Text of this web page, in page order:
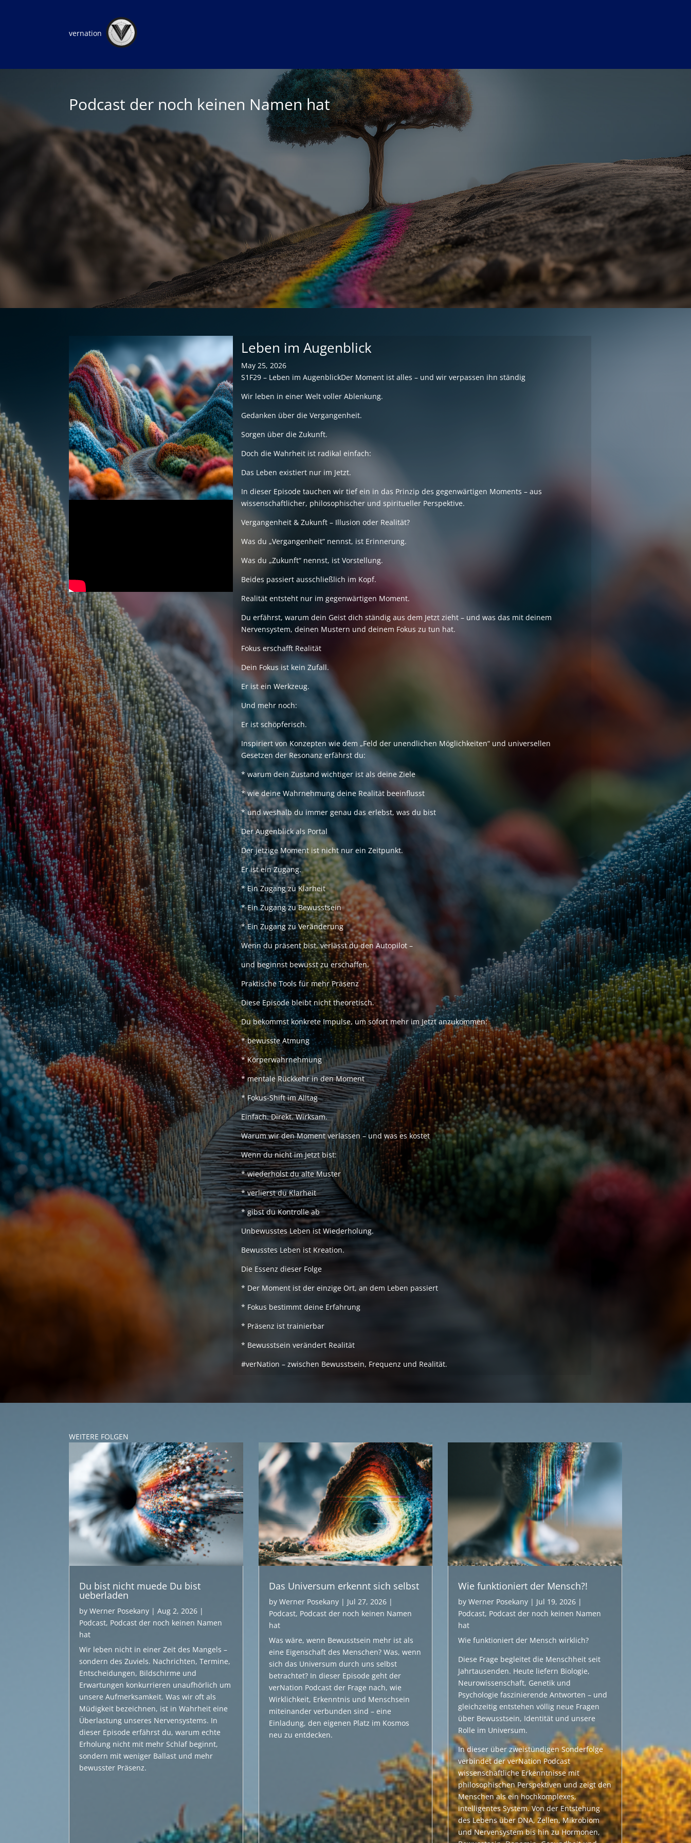
vernation
Podcast der noch keinen Namen hat
Leben im Augenblick
May 25, 2026
S1F29 – Leben im AugenblickDer Moment ist alles – und wir verpassen ihn ständig
Wir leben in einer Welt voller Ablenkung.
Gedanken über die Vergangenheit.
Sorgen über die Zukunft.
Doch die Wahrheit ist radikal einfach:
Das Leben existiert nur im Jetzt.
In dieser Episode tauchen wir tief ein in das Prinzip des gegenwärtigen Moments – aus
wissenschaftlicher, philosophischer und spiritueller Perspektive.
Vergangenheit & Zukunft – Illusion oder Realität?
Was du „Vergangenheit“ nennst, ist Erinnerung.
Was du „Zukunft“ nennst, ist Vorstellung.
Beides passiert ausschließlich im Kopf.
Realität entsteht nur im gegenwärtigen Moment.
Du erfährst, warum dein Geist dich ständig aus dem Jetzt zieht – und was das mit deinem
Nervensystem, deinen Mustern und deinem Fokus zu tun hat.
Fokus erschafft Realität
Dein Fokus ist kein Zufall.
Er ist ein Werkzeug.
Und mehr noch:
Er ist schöpferisch.
Inspiriert von Konzepten wie dem „Feld der unendlichen Möglichkeiten“ und universellen
Gesetzen der Resonanz erfährst du:
* warum dein Zustand wichtiger ist als deine Ziele
* wie deine Wahrnehmung deine Realität beeinflusst
* und weshalb du immer genau das erlebst, was du bist
Der Augenblick als Portal
Der jetzige Moment ist nicht nur ein Zeitpunkt.
Er ist ein Zugang.
* Ein Zugang zu Klarheit
* Ein Zugang zu Bewusstsein
* Ein Zugang zu Veränderung
Wenn du präsent bist, verlässt du den Autopilot –
und beginnst bewusst zu erschaffen.
Praktische Tools für mehr Präsenz
Diese Episode bleibt nicht theoretisch.
Du bekommst konkrete Impulse, um sofort mehr im Jetzt anzukommen:
* bewusste Atmung
* Körperwahrnehmung
* mentale Rückkehr in den Moment
* Fokus-Shift im Alltag
Einfach. Direkt. Wirksam.
Warum wir den Moment verlassen – und was es kostet
Wenn du nicht im Jetzt bist:
* wiederholst du alte Muster
* verlierst du Klarheit
* gibst du Kontrolle ab
Unbewusstes Leben ist Wiederholung.
Bewusstes Leben ist Kreation.
Die Essenz dieser Folge
* Der Moment ist der einzige Ort, an dem Leben passiert
* Fokus bestimmt deine Erfahrung
* Präsenz ist trainierbar
* Bewusstsein verändert Realität
#verNation – zwischen Bewusstsein, Frequenz und Realität.
WEITERE FOLGEN
Du bist nicht muede Du bist
ueberladen
byWerner Posekany |Aug 2, 2026 |
Podcast, Podcast der noch keinen Namen
hat
Wir leben nicht in einer Zeit des Mangels –
sondern des Zuviels. Nachrichten, Termine,
Entscheidungen, Bildschirme und
Erwartungen konkurrieren unaufhörlich um
unsere Aufmerksamkeit. Was wir oft als
Müdigkeit bezeichnen, ist in Wahrheit eine
Überlastung unseres Nervensystems. In
dieser Episode erfährst du, warum echte
Erholung nicht mit mehr Schlaf beginnt,
sondern mit weniger Ballast und mehr
bewusster Präsenz.
Das Universum erkennt sich selbst
by Werner Posekany| Jul 27, 2026|
Podcast, Podcast der noch keinen Namen
hat
Was wäre, wenn Bewusstsein mehr ist als
eine Eigenschaft des Menschen? Was, wenn
sich das Universum durch uns selbst
betrachtet? In dieser Episode geht der
verNation Podcast der Frage nach, wie
Wirklichkeit, Erkenntnis und Menschsein
miteinander verbunden sind – eine
Einladung, den eigenen Platz im Kosmos
neu zu entdecken.
Wie funktioniert der Mensch?!
byWerner Posekany | Jul 19, 2026 |
Podcast, Podcast der noch keinen Namen
hat
Wie funktioniert der Mensch wirklich?
Diese Frage begleitet die Menschheit seit
Jahrtausenden. Heute liefern Biologie,
Neurowissenschaft, Genetik und
Psychologie faszinierende Antworten – und
gleichzeitig entstehen völlig neue Fragen
über Bewusstsein, Identität und unsere
Rolle im Universum.
In dieser über zweistündigen Sonderfolge
verbindet der verNation Podcast
wissenschaftliche Erkenntnisse mit
philosophischen Perspektiven und zeigt den
Menschen als ein hochkomplexes,
intelligentes System. Von der Entstehung
des Lebens über DNA, Zellen, Mikrobiom
und Nervensystem bis hin zu Hormonen,